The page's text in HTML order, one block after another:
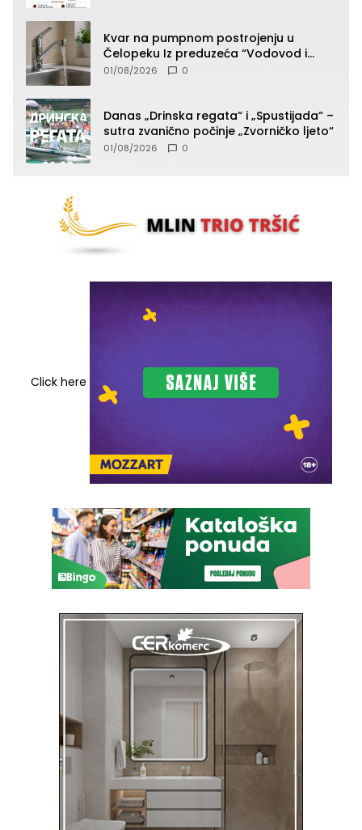
Kvar na pumpnom postrojenju u
Čelopeku Iz preduzeća “Vodovod i
komunalije”
01/08/2026 0
Danas „Drinska regata“ i „Spustijada“ –
sutra zvanično počinje „Zvorničko ljeto“
01/08/2026 0
Click here